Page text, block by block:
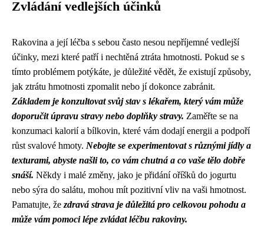
Zvládání vedlejších účinků
Rakovina a její léčba s sebou často nesou nepříjemné vedlejší
účinky, mezi které patří i nechtěná ztráta hmotnosti. Pokud se s
tímto problémem potýkáte, je důležité vědět, že existují způsoby,
jak ztrátu hmotnosti zpomalit nebo jí dokonce zabránit.
Základem je konzultovat svůj stav s lékařem, který vám může
doporučit úpravu stravy nebo doplňky stravy. Zaměřte se na
konzumaci kalorií a bílkovin, které vám dodají energii a podpoří
růst svalové hmoty. Nebojte se experimentovat s různými jídly a
texturami, abyste našli to, co vám chutná a co vaše tělo dobře
snáší. Někdy i malé změny, jako je přidání oříšků do jogurtu
nebo sýra do salátu, mohou mít pozitivní vliv na vaši hmotnost.
Pamatujte, že zdravá strava je důležitá pro celkovou pohodu a
může vám pomoci lépe zvládat léčbu rakoviny.